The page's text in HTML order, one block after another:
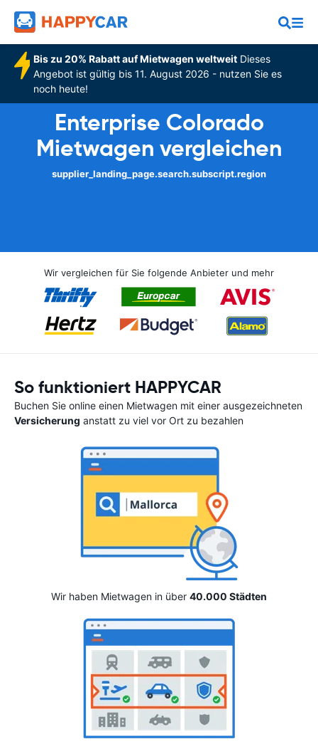
Bis zu 20% Rabatt auf Mietwagen weltweitDieses
Angebot ist gültig bis 11. August 2026 - nutzen Sie es
noch heute!
Enterprise Colorado
Mietwagen vergleichen
supplier_landing_page.search.subscript.region
Wir vergleichen für Sie folgende Anbieter und mehr
So funktioniert HAPPYCAR
Buchen Sie online einen Mietwagen mit einer ausgezeichneten
Versicherung anstatt zu viel vor Ort zu bezahlen
Wir haben Mietwagen in über 40.000 Städten